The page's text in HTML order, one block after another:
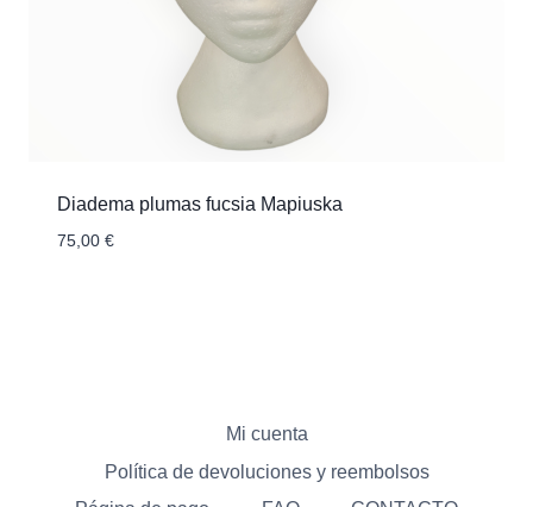
Diadema plumas fucsia Mapiuska
75,00 €
Mi cuenta
Política de devoluciones y reembolsos